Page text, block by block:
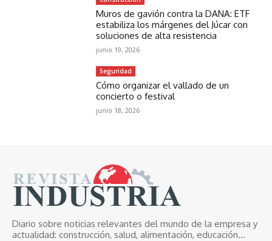
Muros de gavión contra la DANA: ETF
estabiliza los márgenes del Júcar con
soluciones de alta resistencia
junio 19, 2026
Seguridad
Cómo organizar el vallado de un
concierto o festival
junio 18, 2026
Diario sobre noticias relevantes del mundo de la empresa y
actualidad: construcción, salud, alimentación, educación...